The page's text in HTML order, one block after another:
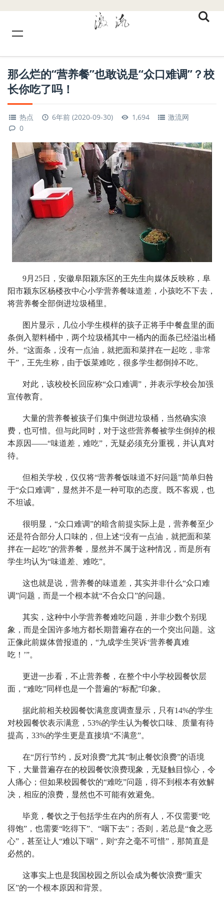
那么烂的“营养餐”也敢说是“众口难调”？校
长你吃了吗！
热点 6年前 (2020-09-30) 1,694
激流网
0
9月25日，安徽阜阳颍东区的王先生向媒体反映称，阜
阳市颍东区杨楼孜中心小学营养餐味道差，小孩吃不下去，
将营养餐全部倒进垃圾桶里。
图片显示，几位小学生模样的孩子正将手中餐盘里的面
条倒入塑料桶中，两个垃圾桶其中一桶内的面条已经溢出桶
外。“这面条，没有一点油，就把面和菜拌在一起吃，非常
干”，王先生称，由于饭菜难吃，很多学生都倒掉不吃。
对此，该校校长回应称“众口难调”，并表示学校会加强
宣传教育。
大量的营养餐被孩子们集中倒进垃圾桶，当然确实浪
费，也可惜。但与此同时，对于这些营养餐被学生倒掉的根
本原因——“味道差，难吃”，无疑必须充分重视，并认真对
待。
但相关学校，仅仅将“营养餐饭味道不好问题”简单归咎
于“众口难调”，显然并不是一种可取的态度。既不客观，也
不坦诚。
很明显，“众口难调”的暗含前提实际上是，营养餐至少
还是符合部分人口味的，但上述“没有一点油，就把面和菜
拌在一起吃”的营养餐，显然并不属于这种情况，而是所有
学生均认为“味道差、难吃”。
这也就是说，营养餐的味道差，其实并非什么“众口难
调”问题，而是一个根本就“不合众口”的问题。
其实，这种中小学营养餐难吃问题，并非少数个别现
象，而是全国许多地方都长期普遍存在的一个突出问题。这
正像此前媒体曾报道的，“九成学生哭诉‘营养餐真难
吃！’”。
更进一步看，不止营养餐，在整个中小学校园餐饮层
面，“难吃”同样也是一个普遍的“标配”印象。
据此前相关校园餐饮满意度调查显示，只有14%的学生
对校园餐饮表示满意，53%的学生认为餐饮口味、质量有待
提高，33%的学生更是直接填“不满意”。
在“厉行节约，反对浪费”尤其“制止餐饮浪费”的语境
下，大量普遍存在的校园餐饮浪费现象，无疑触目惊心，令
人痛心；但如果校园餐饮的“难吃”问题，得不到根本有效解
决，相应的浪费，显然也不可能有效避免。
毕竟，餐饮之于包括学生在内的所有人，不仅需要“吃
得饱”，也需要“吃得下”、“咽下去”；否则，若总是“食之恶
心”，甚至让人“难以下咽”，则“弃之毫不可惜”，那简直是
必然的。
这事实上也是我国校园之所以会成为餐饮浪费“重灾
区”的一个根本原因和背景。